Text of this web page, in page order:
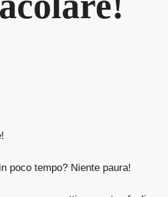
poco tempo? Niente paura!